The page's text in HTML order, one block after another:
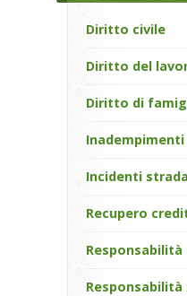
Diritto civile
Diritto del
Diritto di
Incidenti
Recupero
Responsabilità
Responsabilità